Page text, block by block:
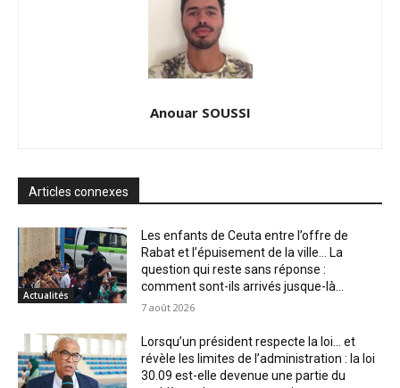
Anouar SOUSSI
Articles connexes
Actualités
Les enfants de Ceuta entre l’offre de
Rabat et l’épuisement de la ville… La
question qui reste sans réponse :
comment sont-ils arrivés jusque-là...
7 août 2026
Lorsqu’un président respecte la loi… et
révèle les limites de l’administration : la loi
30.09 est-elle devenue une partie du